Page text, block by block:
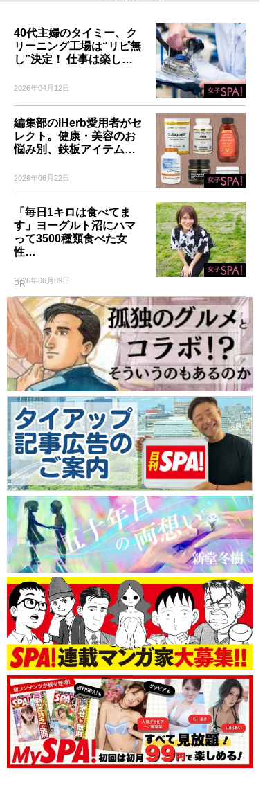
40代主婦のタイミー、ク
リーニング工場は“リピ無
し”決定！ 仕事は楽し…
2026年04月12日
編集部のiHerb愛用者がセ
レクト。健康・美容のお
悩み別、鉄板アイテム…
2026年06月22日
「毎日1キロは食べてま
す」ヨーグルト沼にハマ
って3500種類食べた女
性…
2026年06月09日
PR